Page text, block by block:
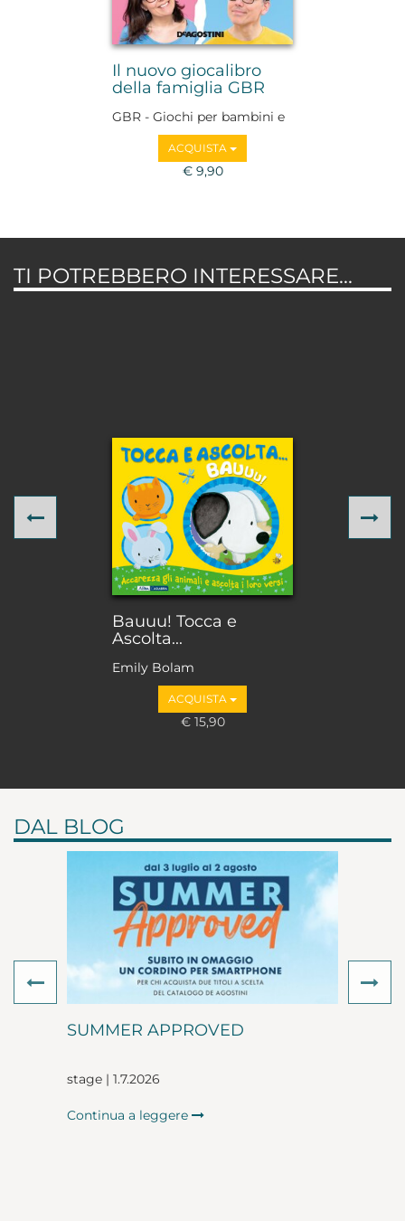
Il nuovo giocalibro
della famiglia GBR
GBR - Giochi per bambini e
ACQUISTA
€ 9,90
TI POTREBBERO INTERESSARE...
Bauuu! Tocca e
Ascolta...
Emily Bolam
ACQUISTA
€ 15,90
Previous
DAL BLOG
SUMMER APPROVED
stage | 1.7.2026
Continua a leggere
Previous